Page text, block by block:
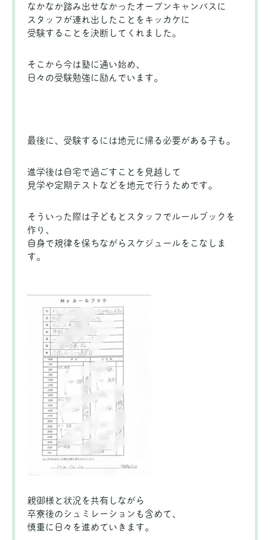
なかなか踏み出せなかったオープンキャンパスに
スタッフが連れ出したことをキッカケに
受験することを決断してくれました。
そこから今は塾に通い始め、
日々の受験勉強に励んでいます。
最後に、受験するには地元に帰る必要がある子も。
進学後は自宅で過ごすことを見越して
見学や定期テストなどを地元で行うためです。
そういった際は子どもとスタッフでルールブックを
作り、
自身で規律を保ちながらスケジュールをこなしま
す。
親御様と状況を共有しながら
卒寮後のシュミレーションも含めて、
慎重に日々を進めていきます。